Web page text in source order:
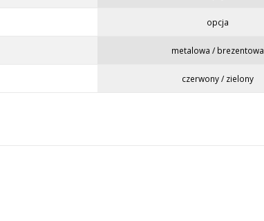
opcja
metalowa / brezentowa
czerwony / zielony